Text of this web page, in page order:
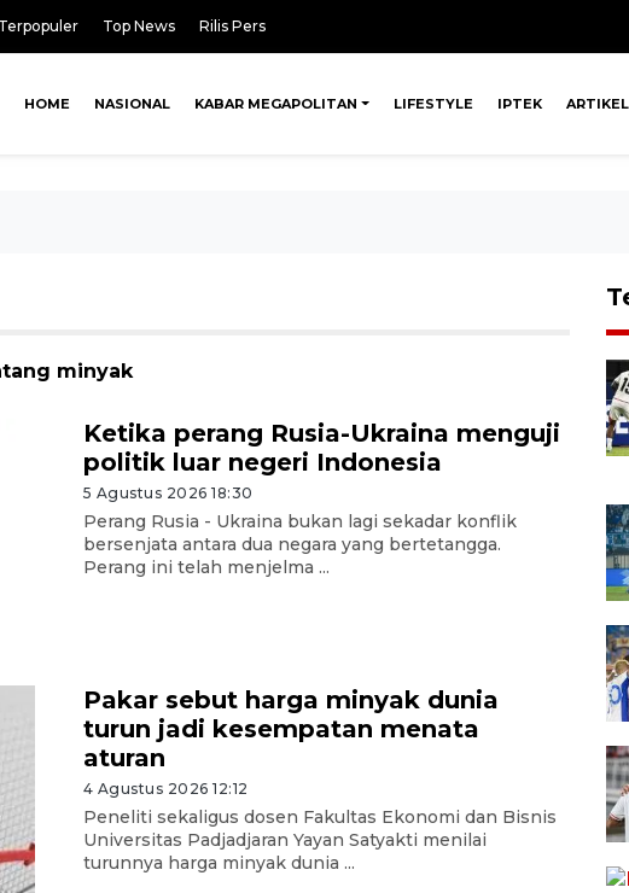
Terpopuler Top News Rilis Pers
HOME NASIONAL KABAR MEGAPOLITAN LIFESTYLE IPTEK ARTIKEL
minyak
Ketika perang Rusia-Ukraina menguji
politik luar negeri Indonesia
5 Agustus 2026 18:30
Perang Rusia - Ukraina bukan lagi sekadar konflik
bersenjata antara dua negara yang bertetangga.
Perang ini telah menjelma ...
Pakar sebut harga minyak dunia
turun jadi kesempatan menata
aturan
4 Agustus 2026 12:12
Peneliti sekaligus dosen Fakultas Ekonomi dan Bisnis
Universitas Padjadjaran Yayan Satyakti menilai
turunnya harga minyak dunia ...